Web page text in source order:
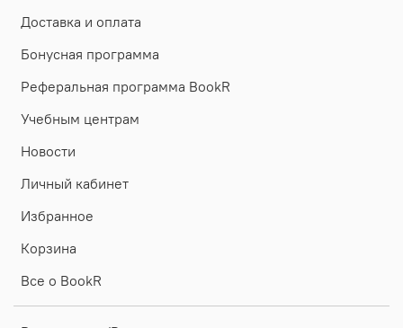
Доставка и оплата
Бонусная программа
Реферальная программа BookR
Учебным центрам
Новости
Личный кабинет
Избранное
Корзина
Все о BookR